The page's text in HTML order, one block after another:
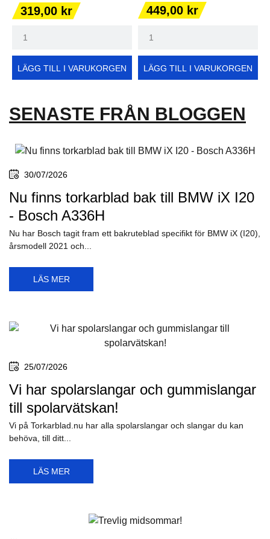
Pris
319,00 kr
LÄGG TILL I VARUKORGEN
Pris
449,00 kr
LÄGG TILL I VARUKORGEN
SENASTE FRÅN BLOGGEN
30/07/2026
Nu finns torkarblad bak till BMW iX I20
- Bosch A336H
Nu har Bosch tagit fram ett bakruteblad specifikt för BMW iX (I20),
årsmodell 2021 och...
LÄS MER
25/07/2026
Vi har spolarslangar och gummislangar
till spolarvätskan!
Vi på Torkarblad.nu har alla spolarslangar och slangar du kan
behöva, till ditt...
LÄS MER